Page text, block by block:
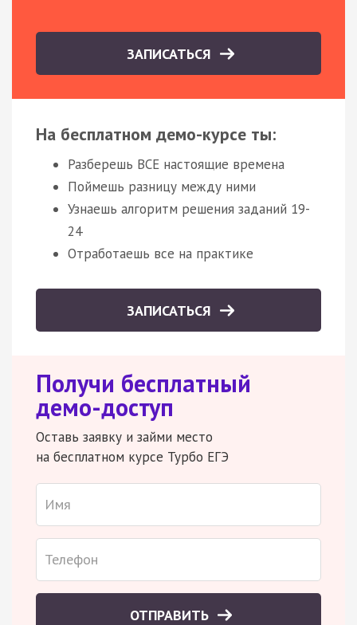
ЗАПИСАТЬСЯ
На бесплатном демо-курсе ты:
Разберешь ВСЕ настоящие времена
Поймешь разницу между ними
Узнаешь алгоритм решения заданий 19-
24
Отработаешь все на практике
ЗАПИСАТЬСЯ
Получи бесплатный
демо-доступ
Оставь заявку и займи место
на бесплатном курсе Турбо ЕГЭ
ОТПРАВИТЬ